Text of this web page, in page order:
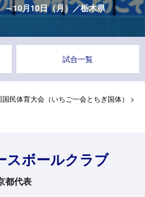
～10月10日（月）／栃木県
試合一覧
民体育大会（いちご一会とちぎ国体）
>
スボールクラブ
都代表